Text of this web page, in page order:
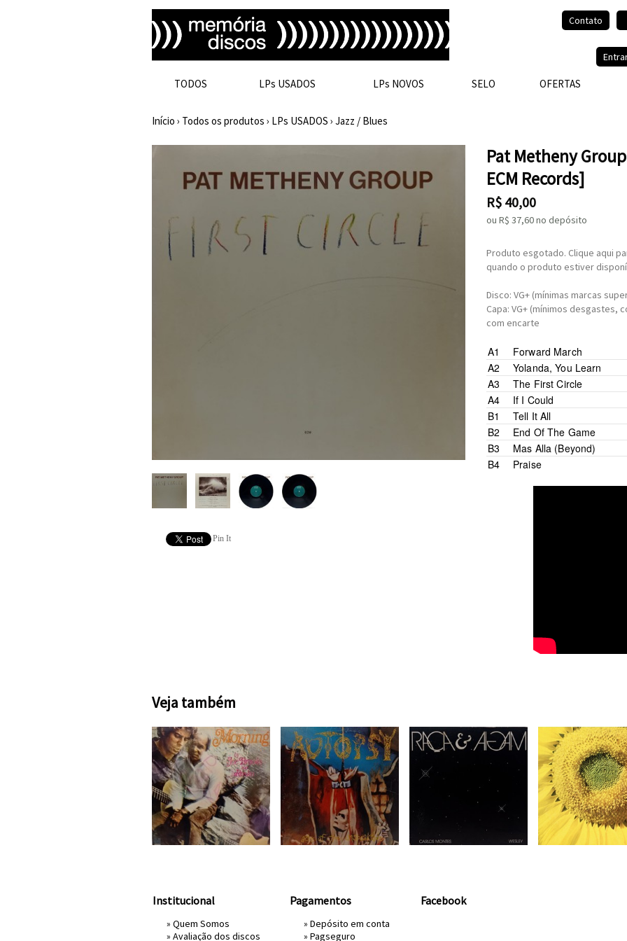
Contato
TODOS LPs USADOS LPs NOVOS SELO OFERTAS
Início › Todos os produtos › LPs USADOS › Jazz / Blues
Pin It
Pat Metheny
ECM Records]
R$ 40,00
ou R$ 37,60no depósito
Produto esgotado. Clique aqui
quando o produto estiver
Disco: VG+ (mínimas marcas
Capa: VG+ (mínimos desgastes,
com encarte
A1 Forward March
Glockenspiel –
A2 Yolanda, You Learn
Bells – Pedro *
Composed By –Lyle*
Sitar –Pat*
A3 The First Circle
Acoustic Guitar [Nylon] –
A4 If I Could
Synthesizer [Oberheim] –
B1 Tell It All
Agogô [Agogo Bells] –
B2 End Of The Game
Bells, Whistle –Pedro
Guitar Synthesizer –Pat*
B3 Mas Alla (Beyond)
Lyrics By, Guitar –Pedro
B4 Praise
Veja também
Institucional
» Quem Somos
» Avaliação dos discos
Pagamentos
» Depósito em conta
» Pagseguro
Facebook